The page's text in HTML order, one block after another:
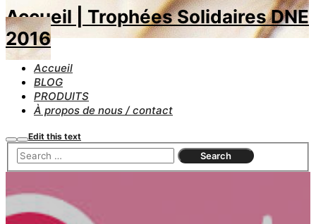
Accueil | Trophées Solidaires DNE
2016
Accueil
BLOG
PRODUITS
À propos de nous / contact
Search
Main
menu
Edit this text